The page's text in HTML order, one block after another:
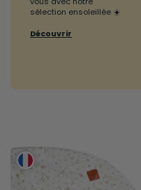
sélection ensoleillée ☀️
Découvrir